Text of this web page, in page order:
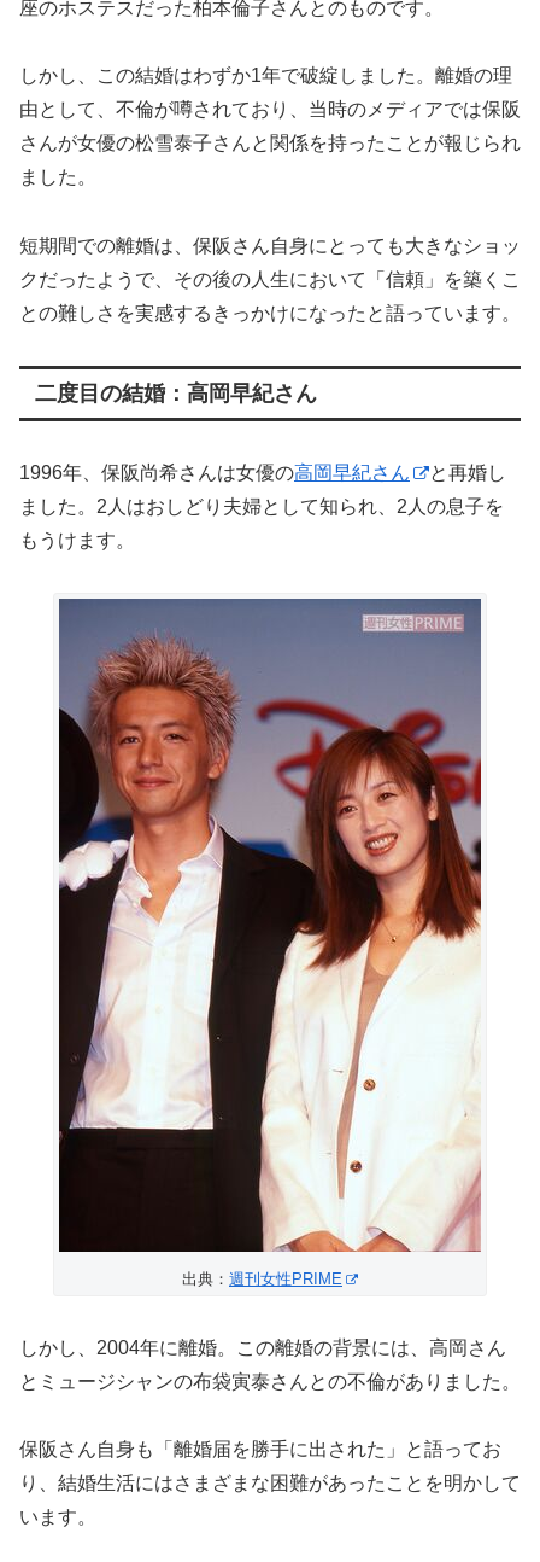
座のホステスだった柏本倫子さんとのものです。
しかし、この結婚はわずか1年で破綻しました。離婚の理
由として、不倫が噂されており、当時のメディアでは保阪
さんが女優の松雪泰子さんと関係を持ったことが報じられ
ました。
短期間での離婚は、保阪さん自身にとっても大きなショッ
クだったようで、その後の人生において「信頼」を築くこ
との難しさを実感するきっかけになったと語っています。
二度目の結婚：高岡早紀さん
1996年、保阪尚希さんは女優の高岡早紀さん
と再婚し
ました。2人はおしどり夫婦として知られ、2人の息子を
もうけます。
出典： 週刊女性PRIME
しかし、2004年に離婚。この離婚の背景には、高岡さん
とミュージシャンの布袋寅泰さんとの不倫がありました。
保阪さん自身も「離婚届を勝手に出された」と語ってお
り、結婚生活にはさまざまな困難があったことを明かして
います。